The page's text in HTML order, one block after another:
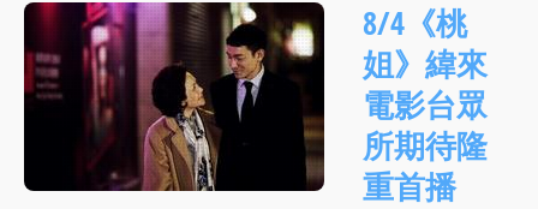
8/4《桃
姐》緯來
電影台眾
所期待隆
重首播